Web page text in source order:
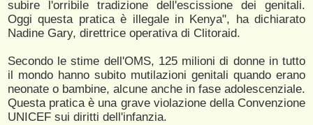
subire l'orribile tradizione dell'escissione dei genitali.
Oggi questa pratica è illegale in Kenya", ha dichiarato
Nadine Gary, direttrice operativa di Clitoraid.
Secondo le stime dell'OMS, 125 milioni di donne in tutto
il mondo hanno subito mutilazioni genitali quando erano
neonate o bambine, alcune anche in fase adolescenziale.
Questa pratica è una grave violazione della Convenzione
UNICEF sui diritti dell'infanzia.